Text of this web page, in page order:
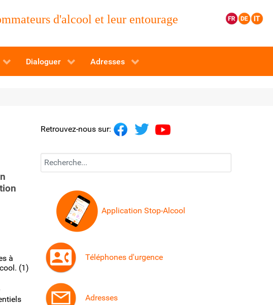
d'alcool et leur entourage
Dialoguer Adresses
à
(1)
Retrouvez-nous sur:
Recherchez...
Application Stop-Alcool
Téléphones d'urgence
Adresses